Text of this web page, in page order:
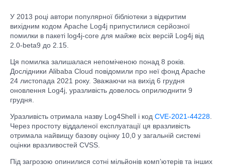
У 2013 році автори популярної бібліотеки з відкритим
вихідним кодом Apache Log4j припустилися серйозної
помилки в пакеті log4j-core для майже всіх версій Log4j від
2.0-beta9 до 2.15.
Ця помилка залишалася непоміченою понад 8 років.
Дослідники Alibaba Cloud повідомили про неї фонд Apache
24 листопада 2021 року. Зважаючи на вихід 6 грудня
оновлення Log4j, уразливість довелось оприлюднити 9
грудня.
Уразливість отримала назву Log4Shell і код CVE-2021-44228
Через простоту віддаленої експлуатації ця вразливість
отримала найвищу базову оцінку 10,0 у загальній системі
оцінки вразливостей CVSS.
Під загрозою опинилися сотні мільйонів комп’ютерів та інших